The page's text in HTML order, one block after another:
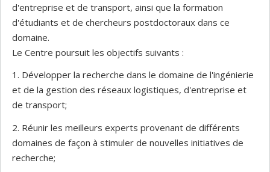
d'entreprise et de transport, ainsi que la formation
d'étudiants et de chercheurs postdoctoraux dans ce
domaine.
Le Centre poursuit les objectifs suivants :
1. Développer la recherche dans le domaine de l'ingénierie
et de la gestion des réseaux logistiques, d'entreprise et
de transport;
2. Réunir les meilleurs experts provenant de différents
domaines de façon à stimuler de nouvelles initiatives de
recherche;